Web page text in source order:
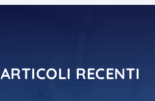
ARTICOLI RECENTI